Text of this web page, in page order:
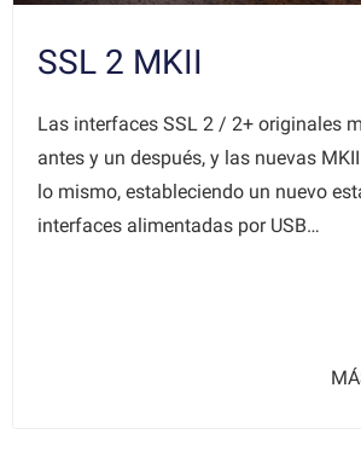
SSL 2 MKII
Las interfaces SSL 2 / 2+ originales
antes y un después, y las nuevas
lo mismo, estableciendo un nuevo
interfaces alimentadas por USB…